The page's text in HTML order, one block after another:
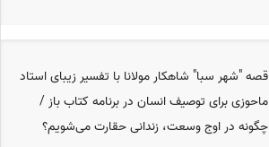
قصه "شهر سبا" شاهکار مولانا با تفسیر زیبای استاد
ماحوزی برای توصیف انسان در برنامه کتاب باز /
چگونه در اوج وسعت، زندانی حقارت می‌شویم؟